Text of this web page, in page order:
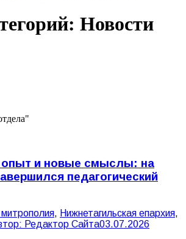
Новости
опыт и новые смыслы: на
педагогический
митрополия, Нижнетагильская епархия,
Редактор Сайта03.07.2026